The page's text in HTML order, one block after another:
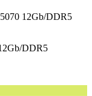
12Gb/DDR5
DDR5